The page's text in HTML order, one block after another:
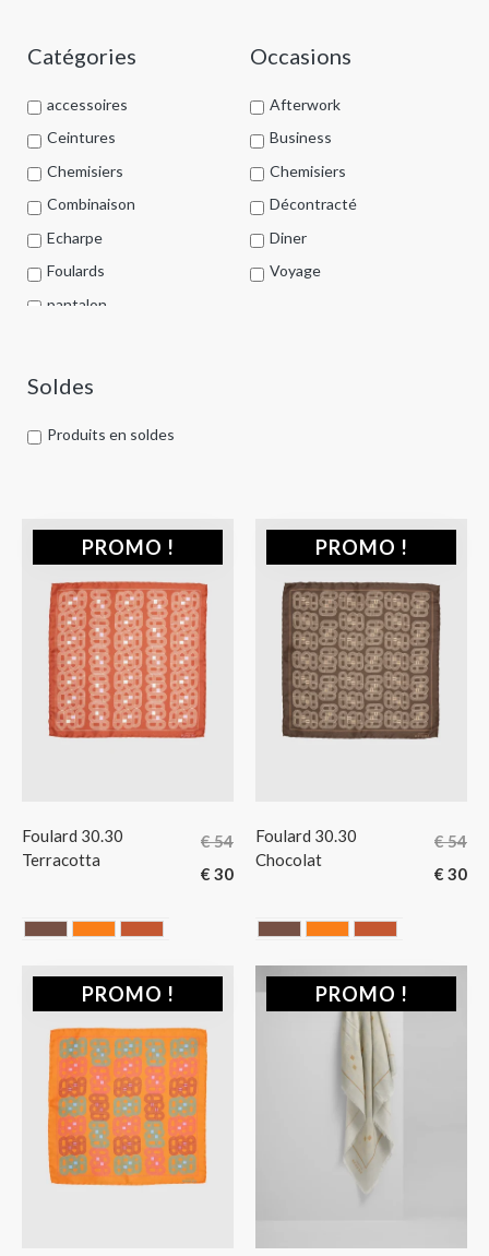
Catégories
accessoires
Ceintures
Chemisiers
Combinaison
Echarpe
Foulards
pantalon
Robes
Sacs pochettes
Sacs pochons
Sales
Top
Top
Twilly
Occasions
Afterwork
Business
Chemisiers
Décontracté
Diner
Voyage
Soldes
Produits en soldes
PROMO !
Foulard 30.30
Terracotta
€54
€ 30
PROMO !
Foulard 30.30
Chocolat
€54
€ 30
PROMO !
PROMO !